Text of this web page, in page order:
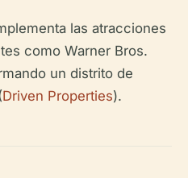
las atracciones
como Warner Bros.
un distrito de
Driven Properties).